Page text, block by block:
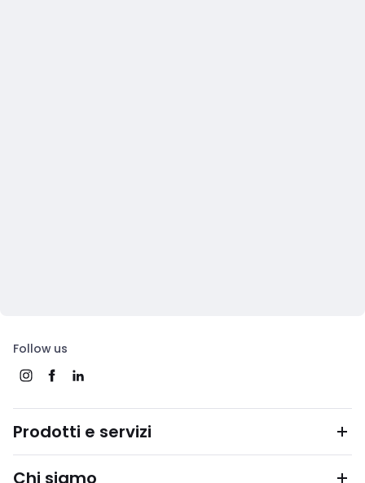
Follow us
Prodotti e servizi
Chi siamo